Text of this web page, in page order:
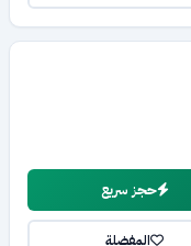
حجز سريع
المفضلة